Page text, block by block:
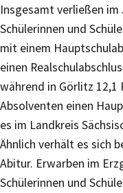
Insgesamt verließen
Schülerinnen und
mit einem
einen
während in Görlitz 12,1
Absolventen einen
es im Landkreis
Ähnlich verhält es sich
Abitur. Erwarben im
Schülerinnen und